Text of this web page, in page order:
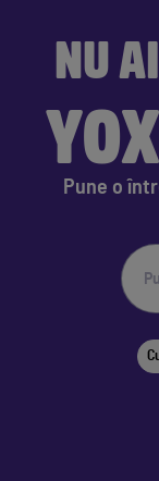
NU
Pune o